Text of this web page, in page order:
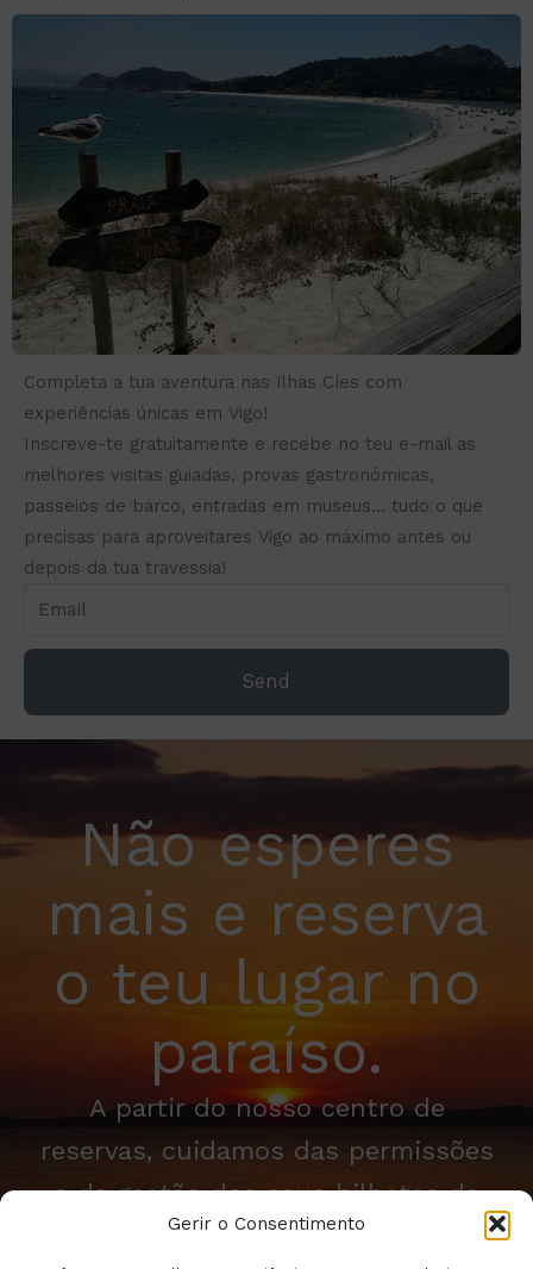
Gerir o Consentimento
Completa a tua aventura nas Ilhas Cíes com
experiências únicas em Vigo!
Inscreve-te gratuitamente e recebe no teu e-mail as
melhores visitas guiadas, provas gastronómicas,
passeios de barco, entradas em museus… tudo o que
precisas para aproveitares Vigo ao máximo antes ou
depois da tua travessia!
Send
Não esperes
mais e reserva
o teu lugar no
paraíso.
A partir do nosso centro de
reservas, cuidamos das permissões
e da gestão dos seus bilhetes de
barco para as Ilhas Cíes.